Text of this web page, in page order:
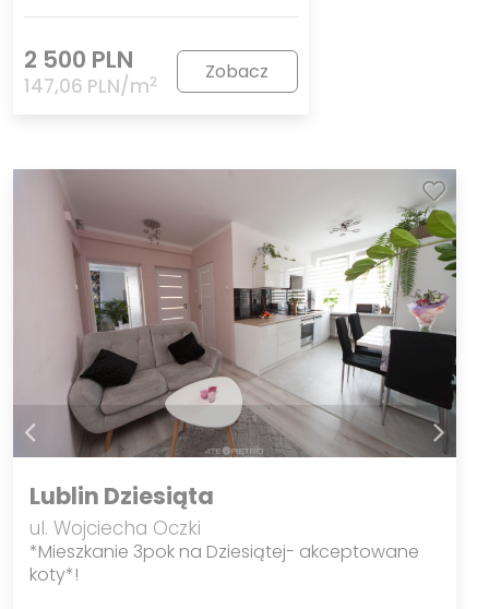
2 500 PLN
147,06 PLN/m2 Zobacz
Lublin Dziesiąta
ul. Wojciecha Oczki
*Mieszkanie 3pok na Dziesiątej- akceptowane
koty*!